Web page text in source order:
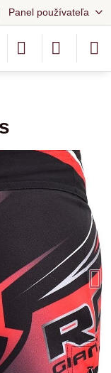
Panel používateľa